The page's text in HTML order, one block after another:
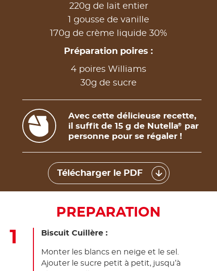
220g de lait entier
1 gousse de vanille
170g de crème liquide 30%
Préparation poires :
4 poires Williams
30g de sucre
Avec cette délicieuse recette,
il suffit de 15 g de Nutella®
par
personne pour se régaler !
Télécharger le PDF
PREPARATION
Biscuit Cuillère :
Monter les blancs en neige et le sel.
Ajouter le sucre petit à petit, jusqu’à